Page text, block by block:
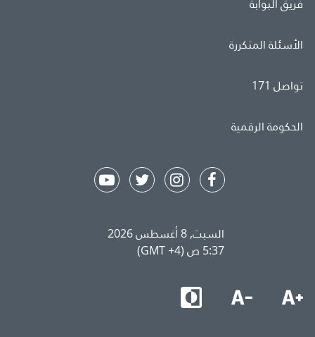
فريق البوابة
الأسئلة المتكررة
تواصل 171
الحكومة الرقمية
السبت, 8 أغسطس 2026
5:37 ص (GMT +4)